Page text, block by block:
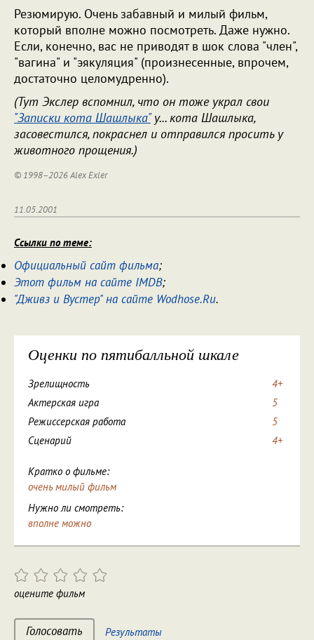
Резюмирую. Очень забавный и милый фильм,
который вполне можно посмотреть. Даже нужно.
Если, конечно, вас не приводят в шок слова "член",
"вагина" и "эякуляция" (произнесенные, впрочем,
достаточно целомудренно).
(Тут Экслер вспомнил, что он тоже украл свои
"Записки кота Шашлыка"у... кота Шашлыка,
засовестился, покраснел и отправился просить у
животного прощения.)
© 1998–2026 Alex Exler
11.05.2001
Ссылки по теме:
Официальный сайт фильма;
Этот фильм на сайте IMDB;
"Дживз и Вустер" на сайте Wodhose.Ru.
Оценки по пятибалльной шкале
Зрелищность
4+
Актерская игра
5
Режиссерская работа
5
Сценарий
4+
Кратко о фильме:
очень милый фильм
Нужно ли смотреть:
вполне можно
оцените фильм
Голосовать Результаты